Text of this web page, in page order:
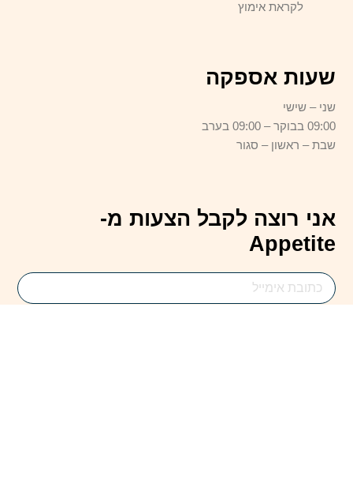
לקראת אימוץ
שעות אספקה
שני – שישי
09:00 בבוקר – 09:00 בערב
שבת – ראשון – סגור
אני רוצה לקבל הצעות מ-
Appetite
Email
Address